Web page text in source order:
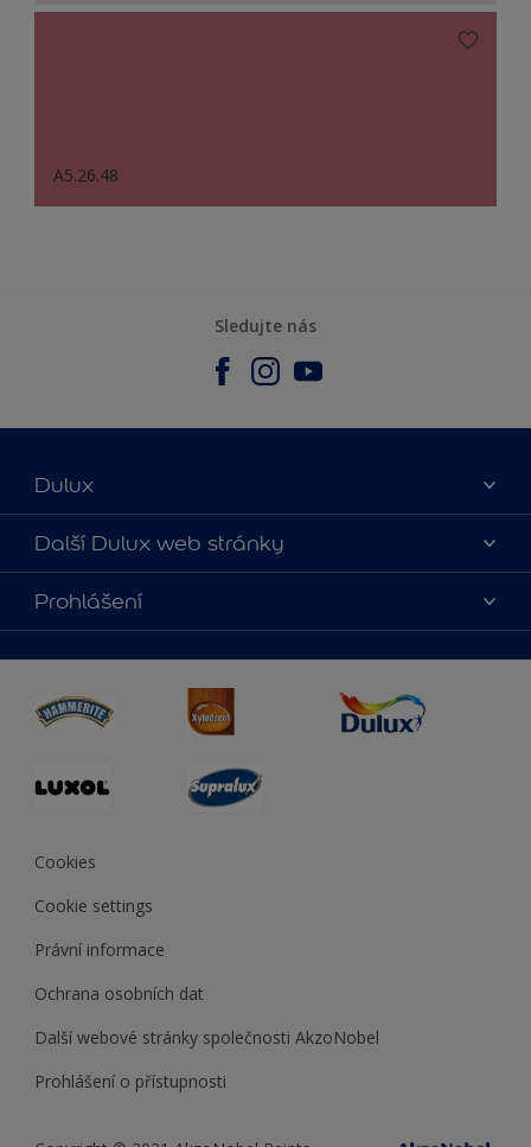
A5.26.48
Sledujte nás
Dulux
O nás
Kontaktujte nás
Najít obchod
Další Dulux web stránky
duluxmalir.cz
duluxmaliar.sk
duluxprodejnabarev.cz
duluxpredajnafarieb.sk
Prohlášení
Cookies
Cookie settings
Právní informace
Ochrana osobních dat
Další webové stránky společnosti AkzoNobel
Prohlášení o přístupnosti